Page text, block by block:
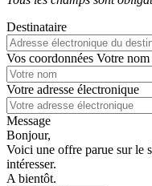
Destinataire
Vos coordonnées Votre nom
Votre adresse électronique
Message
Bonjour,
Voici une offre parue sur le
intéresser.
A bientôt.